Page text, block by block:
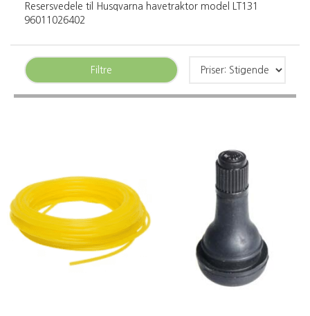
Resersvedele til Husqvarna havetraktor model LT131
96011026402
Filtre